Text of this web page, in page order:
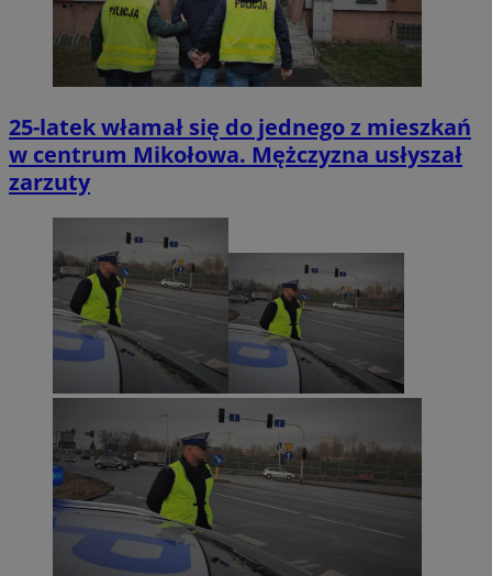
25-latek włamał się do jednego z mieszkań
w centrum Mikołowa. Mężczyzna usłyszał
zarzuty